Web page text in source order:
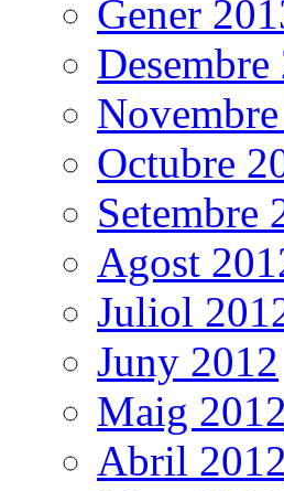
Gener
Desembre
Octubre
Setembre
Agost
Juliol
Juny 2012
Maig 2012
Abril 2012